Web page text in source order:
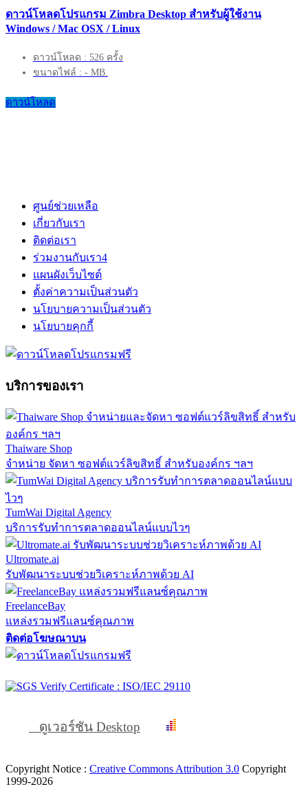
ดาวน์โหลดโปรแกรม Zimbra Desktop สำหรับผู้ใช้งาน
Windows / Mac OSX / Linux
ดาวน์โหลด : 526 ครั้ง
ขนาดไฟล์ : - MB.
ดาวน์โหลด
ศูนย์ช่วยเหลือ
เกี่ยวกับเรา
ติดต่อเรา
ร่วมงานกับเรา4
แผนผังเว็บไซต์
ตั้งค่าความเป็นส่วนตัว
นโยบายความเป็นส่วนตัว
นโยบายคุกกี้
บริการของเรา
Thaiware Shop
จำหน่าย จัดหา ซอฟต์แวร์ลิขสิทธิ์ สำหรับองค์กร ฯลฯ
TumWai Digital Agency
บริการรับทำการตลาดออนไลน์แบบไวๆ
Ultromate.ai
รับพัฒนาระบบช่วยวิเคราะห์ภาพด้วย AI
FreelanceBay
แหล่งรวมฟรีแลนซ์คุณภาพ
ติดต่อโฆษณาบน
ดูเวอร์ชัน Desktop
Copyright Notice : Creative Commons Attribution 3.0 Copyright
1999-2026